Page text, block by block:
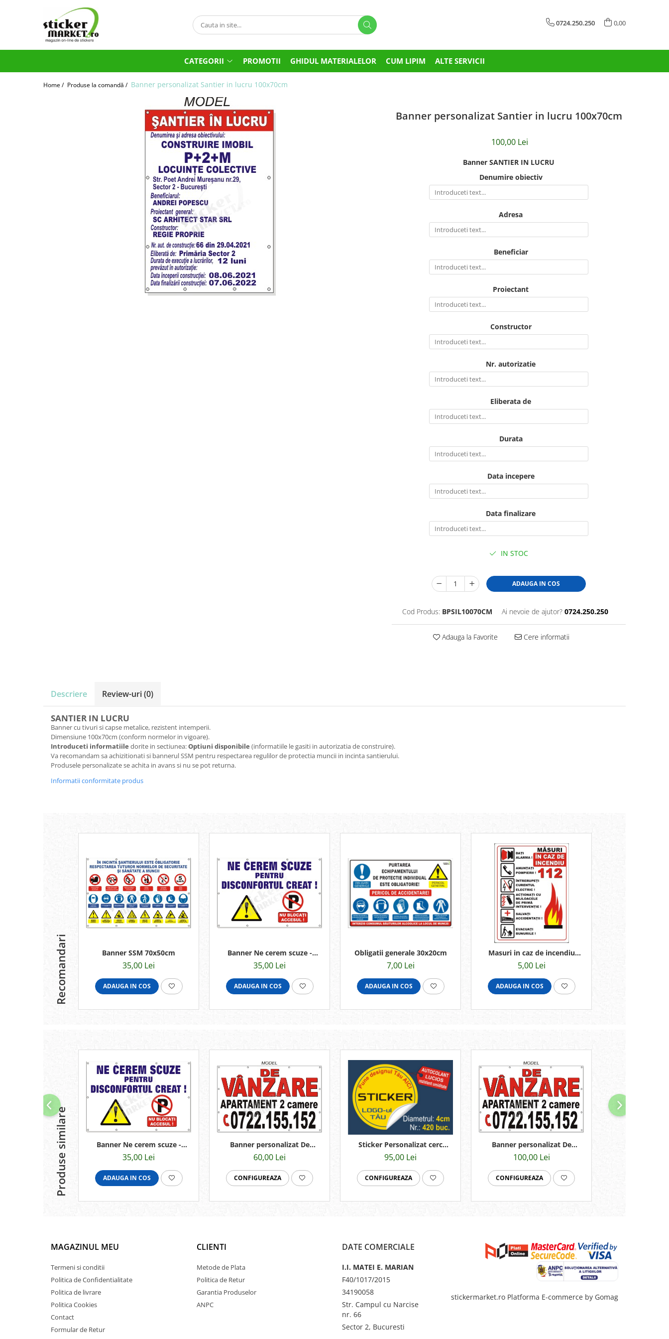
Categorii
0724.250.250 0,00
CATEGORII PROMOTII GHIDUL MATERIALELOR CUM LIPIM ALTE SERVICII
Home / Produse la comandă / Banner personalizat Santier in lucru 100x70cm
Banner personalizat Santier in lucru 100x70cm
100,00 Lei
Banner SANTIER IN LUCRU
Denumire obiectiv
Adresa
Beneficiar
Proiectant
Constructor
Nr. autorizatie
Eliberata de
Durata
Data incepere
Data finalizare
IN STOC
ADAUGA IN COS
Cod Produs: BPSIL10070CM Ai nevoie de ajutor? 0724.250.250
Adauga la Favorite Cere informatii
Descriere Review-uri(0)
SANTIER IN LUCRU
Banner cu tivuri si capse metalice, rezistent intemperii.
Dimensiune 100x70cm (conform normelor in vigoare).
Introduceti informatiile dorite in sectiunea:Optiuni disponibile (informatiile le gasiti in autorizatia de construire).
Va recomandam sa achizitionati si bannerul SSM pentru respectarea regulilor de protectia muncii in incinta santierului.
Produsele personalizate se achita in avans si nu se pot returna.
Informatii conformitate produs
Recomandari Banner SSM 70x50cm
35,00 Lei
ADAUGA IN COS
Banner Ne cerem scuze -
70x50cm
35,00 Lei
ADAUGA IN COS
Obligatii generale 30x20cm
7,00 Lei
ADAUGA IN COS
Masuri in caz de incendiu
20x15cm
5,00 Lei
ADAUGA IN COS
Produse similare
Banner Ne cerem scuze -
70x50cm
35,00 Lei
ADAUGA IN COS
Banner personalizat De
vanzare sau inchiriat
100x60cm
60,00 Lei
CONFIGUREAZA
Sticker Personalizat cerc
4cmx420buc
95,00 Lei
CONFIGUREAZA
Banner personalizat De
vanzare sau inchiriat
130x80cm
100,00 Lei
CONFIGUREAZA
MAGAZINUL MEU
Termeni si conditii
Politica de Confidentialitate
Politica de livrare
Politica Cookies
Contact
Formular de Retur
CLIENTI
Metode de Plata
Politica de Retur
Garantia Produselor
ANPC
DATE COMERCIALE
I.I. MATEI E. MARIAN
F40/1017/2015
34190058
Str. Campul cu Narcise
nr. 66
Sector 2, Bucuresti
stickermarket.ro Platforma E-commerce by Gomag